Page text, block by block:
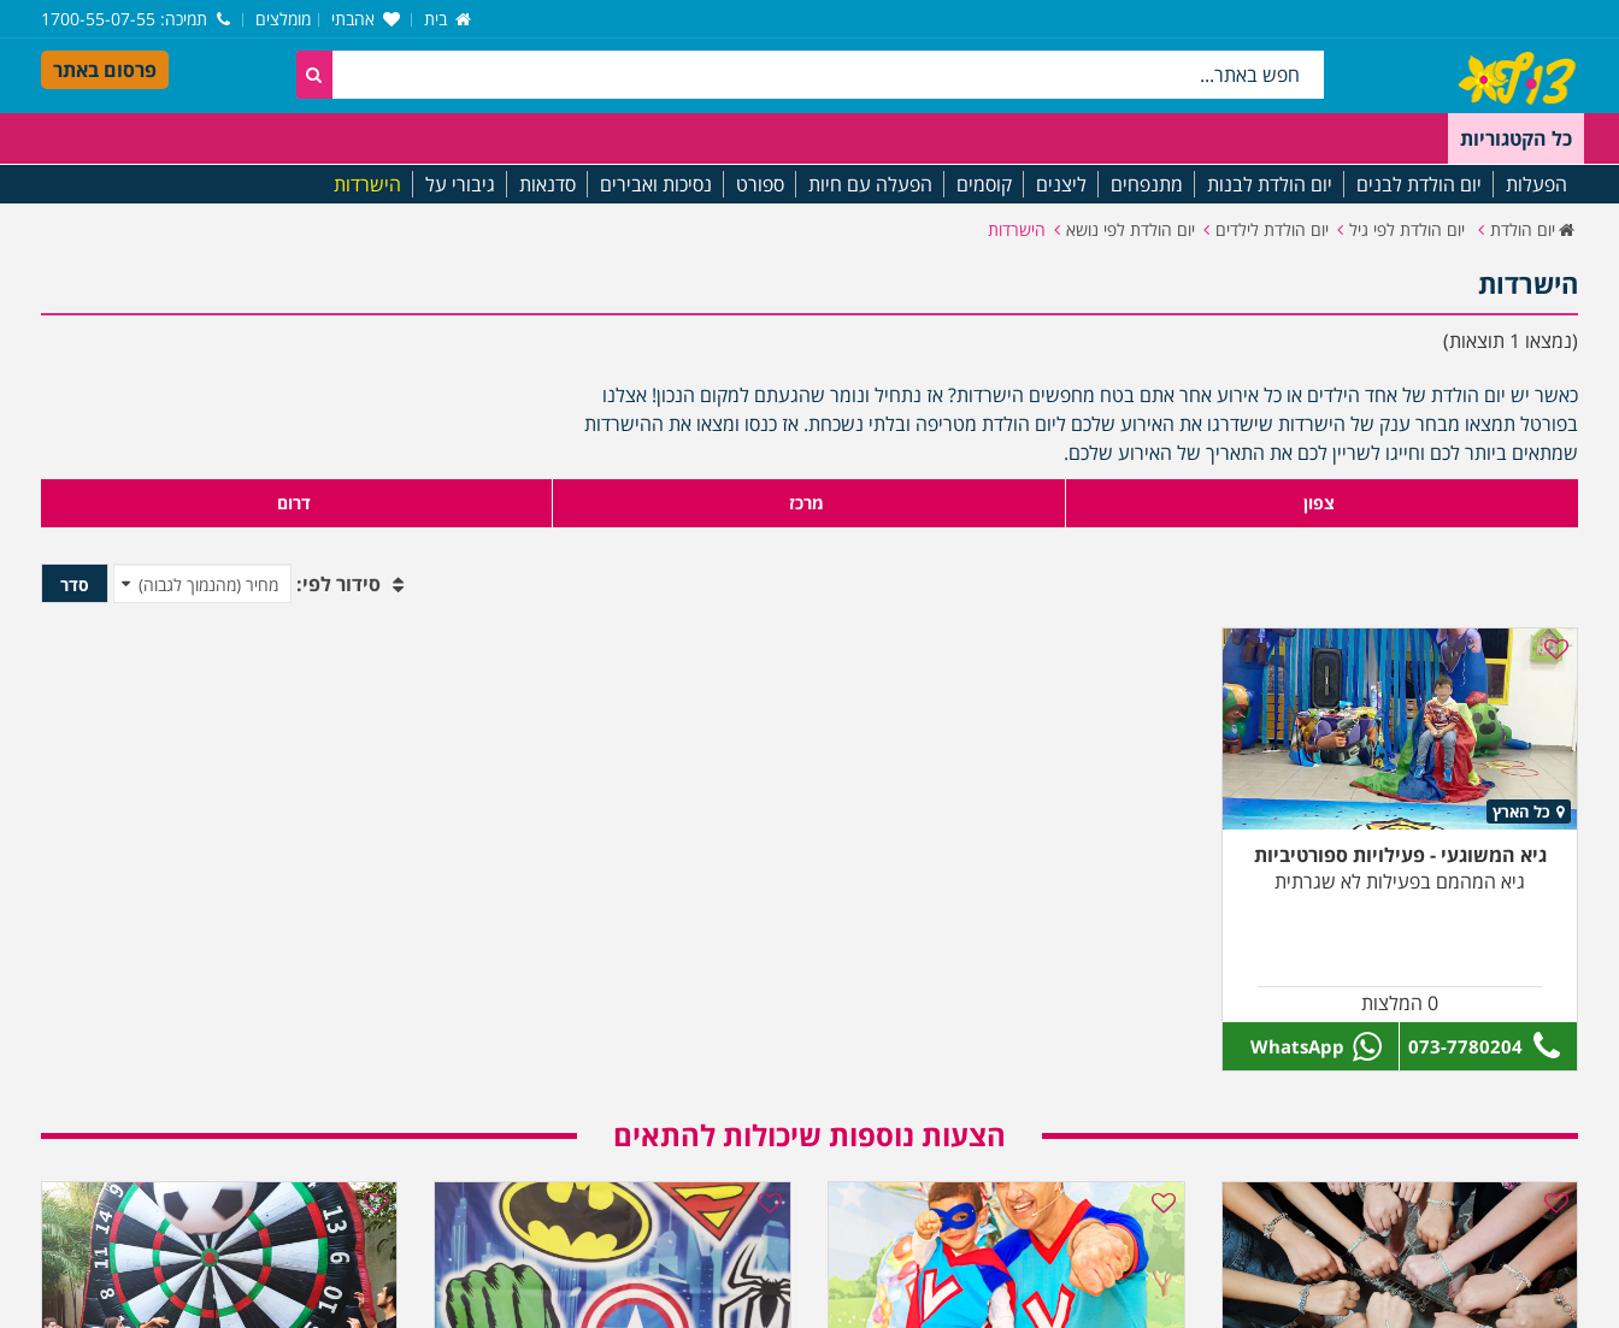
בית אהבתי מומלצים תמיכה: 1700-55-07-55
פרסום באתר
כל הקטגוריות
הפעלות
יום הולדת לבנים יום הולדת לבנות מתנפחים ליצנים קוסמים הפעלה עם חיות ספורט נסיכות ואבירים סדנאות גיבורי על הישרדות
יום הולדת יום הולדת לפי גיל יום הולדת לילדים יום הולדת לפי נושא הישרדות
הישרדות
(נמצאו 1 תוצאות)
כאשר יש יום הולדת של אחד הילדים או כל אירוע אחר אתם בטח מחפשים הישרדות? אז נתחיל ונומר שהגעתם למקום הנכון! אצלנו
בפורטל תמצאו מבחר ענק של הישרדות שישדרגו את האירוע שלכם ליום הולדת מטריפה ובלתי נשכחת. אז כנסו ומצאו את ההישרדות
שמתאים ביותר לכם וחייגו לשריין לכם את התאריך של האירוע שלכם.
צפון מרכז דרום
סידור לפי: סדר
כל הארץ
גיא המשוגעי - פעילויות ספורטיביות
גיא המהמם בפעילות לא שגרתית
0 המלצות
073-7780204
WhatsApp
הצעות נוספות שיכולות להתאים